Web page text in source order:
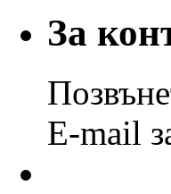
и
месеци
За
E-mail